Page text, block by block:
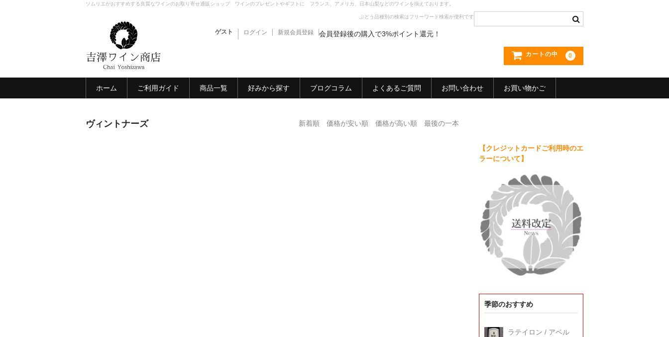
ソムリエがおすすめする良質なワインのお取り寄せ通販ショップ ワインのプレゼントやギフトに フランス、アメリカ、日本山梨などのワインを揃えております。
ぶどう品種別の検索はフリーワード検索が便利です
ゲスト ログイン 新規会員登録 会員登録後の購入で3%ポイント還元！
カートの中 0
ホーム ご利用ガイド 商品一覧 好みから探す ブログコラム よくあるご質問 お問い合わせ お買い物かご
ヴィントナーズ 新着順 価格が安い順 価格が高い順 最後の一本
【クレジットカードご利用時のエ
ラーについて】
季節のおすすめ
ラテイロン / アベル